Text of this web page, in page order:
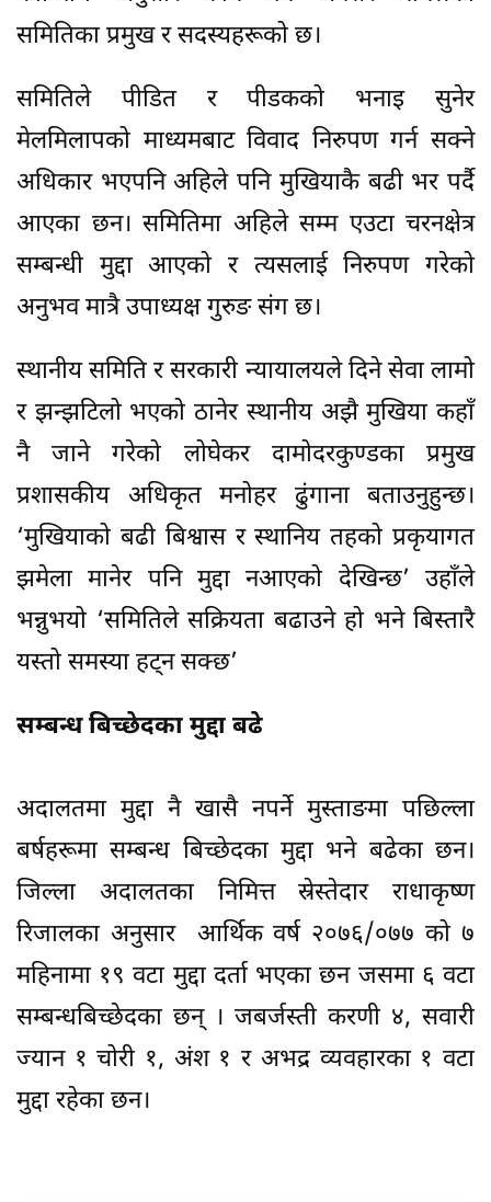
समितिका प्रमुख र सदस्यहरूको छ।
समितिले पीडित र पीडकको भनाइ सुनेर
मेलमिलापको माध्यमबाट विवाद निरुपण गर्न सक्ने
अधिकार भएपनि अहिले पनि मुखियाकै बढी भर पर्दै
आएका छन। समितिमा अहिले सम्म एउटा चरनक्षेत्र
सम्बन्धी मुद्दा आएको र त्यसलाई निरुपण गरेको
अनुभव मात्रै उपाध्यक्ष गुरुङ संग छ।
स्थानीय समिति र सरकारी न्यायालयले दिने सेवा लामो
र झन्झटिलो भएको ठानेर स्थानीय अझै मुखिया कहाँ
नै जाने गरेको लोघेकर दामोदरकुण्डका प्रमुख
प्रशासकीय अधिकृत मनोहर ढुंगाना बताउनुहुन्छ।
‘मुखियाको बढी बिश्वास र स्थानिय तहको प्रकृयागत
झमेला मानेर पनि मुद्दा नआएको देखिन्छ’ उहाँले
भन्नुभयो ‘समितिले सक्रियता बढाउने हो भने बिस्तारै
यस्तो समस्या हट्न सक्छ’
सम्बन्ध बिच्छेदका मुद्दा बढे
अदालतमा मुद्दा नै खासै नपर्ने मुस्ताङमा पछिल्ला
बर्षहरूमा सम्बन्ध बिच्छेदका मुद्दा भने बढेका छन।
जिल्ला अदालतका निमित्त स्रेस्तेदार राधाकृष्ण
रिजालका अनुसार आर्थिक वर्ष २०७६/०७७ को ७
महिनामा १९ वटा मुद्दा दर्ता भएका छन जसमा ६ वटा
सम्बन्धबिच्छेदका छन् । जबर्जस्ती करणी ४, सवारी
ज्यान १ चोरी १, अंश १ र अभद्र व्यवहारका १ वटा
मुद्दा रहेका छन।